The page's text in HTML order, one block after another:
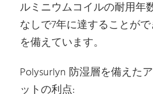
ルミニウムコイルの耐用年
なしで7年に達することが
を備えています。
Polysurlyn 防湿層を備えた
ットの利点: